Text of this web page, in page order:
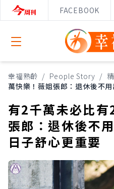
FACEBOOK
Open menu
幸福熟齡 / People Story /
萬快樂！薇姐張郎：退休後不
有2千萬未必比
張郎：退休後不
日子舒心更重要